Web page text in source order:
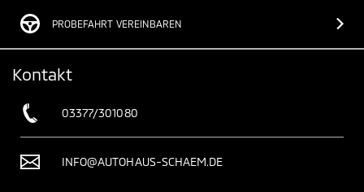
PROBEFAHRT VEREINBAREN
Kontakt
03377/301080
INFO@AUTOHAUS-SCHAEM.DE